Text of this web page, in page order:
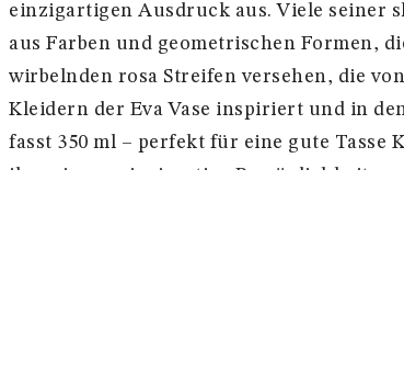
einzigartigen Ausdruck aus. Viele seiner
aus Farben und geometrischen Formen,
wirbelnden rosa Streifen versehen, die
Kleidern der Eva Vase inspiriert und in
fasst 350 ml – perfekt für eine gute Tasse
ihre eigene einzigartige Persönlichkeit